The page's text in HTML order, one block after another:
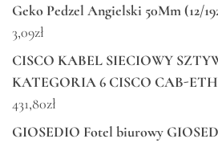
Geko Pedzel Angielski 50Mm (12/
3,09zł
CISCO KABEL SIECIOWY
KATEGORIA 6 CISCO CAB-
431,80zł
GIOSEDIO Fotel biurowy